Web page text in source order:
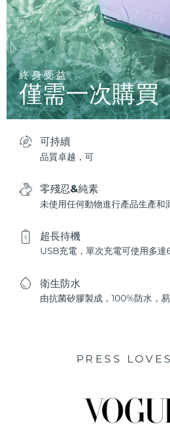
終身受益
僅需一次購買
可持續
品質卓越，可
零殘忍&純素
未使用任何動物進行產品生產和
超長待機
USB充電，單次充電可使用多
衛生防水
由抗菌矽膠製成，100%防水，易
PRESS